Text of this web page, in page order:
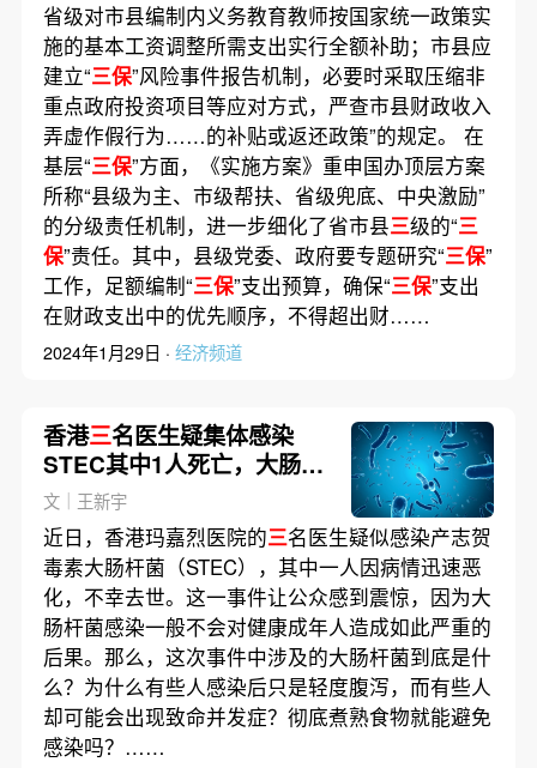
省级对市县编制内义务教育教师按国家统一政策实
施的基本工资调整所需支出实行全额补助；市县应
建立“三保”风险事件报告机制，必要时采取压缩非
重点政府投资项目等应对方式，严查市县财政收入
弄虚作假行为……的补贴或返还政策”的规定。 在
基层“三保”方面，《实施方案》重申国办顶层方案
所称“县级为主、市级帮扶、省级兜底、中央激励”
的分级责任机制，进一步细化了省市县三级的“三
保”责任。其中，县级党委、政府要专题研究“三保”
工作，足额编制“三保”支出预算，确保“三保”支出
在财政支出中的优先顺序，不得超出财……
2024年1月29日 · 经济频道
香港三名医生疑集体感染
STEC其中1人死亡，大肠杆
菌有多可怕？｜健
文｜王新宇
近日，香港玛嘉烈医院的三名医生疑似感染产志贺
毒素大肠杆菌（STEC），其中一人因病情迅速恶
化，不幸去世。这一事件让公众感到震惊，因为大
肠杆菌感染一般不会对健康成年人造成如此严重的
后果。那么，这次事件中涉及的大肠杆菌到底是什
么？为什么有些人感染后只是轻度腹泻，而有些人
却可能会出现致命并发症？彻底煮熟食物就能避免
感染吗？……